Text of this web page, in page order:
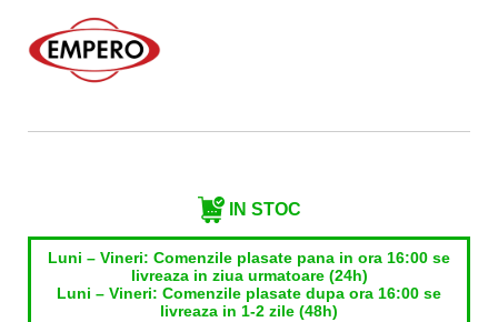
Nume contact*
IN STOC
Luni – Vineri: Comenzile plasate pana in ora 16:00 se
livreaza in ziua urmatoare (24h)
Luni – Vineri: Comenzile plasate dupa ora 16:00 se
livreaza in 1-2 zile (48h)